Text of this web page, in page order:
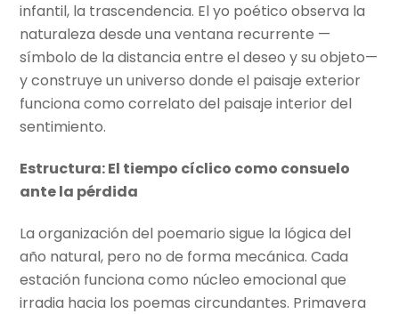
infantil, la trascendencia. El yo poético observa la
naturaleza desde una ventana recurrente —
símbolo de la distancia entre el deseo y su objeto—
y construye un universo donde el paisaje exterior
funciona como correlato del paisaje interior del
sentimiento.
Estructura: El tiempo cíclico como consuelo
ante la pérdida
La organización del poemario sigue la lógica del
año natural, pero no de forma mecánica. Cada
estación funciona como núcleo emocional que
irradia hacia los poemas circundantes. Primavera